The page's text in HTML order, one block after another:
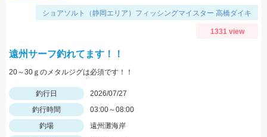
ショアソルト（静岡エリア）フィッシングマイスター 高橋ダイキ
1331 view
遠州サーフ釣れてます！！
20～30ｇのメタルジグは必須です！！
釣行日
2026/07/27
釣行時間
03:00～08:00
釣場
遠州灘海岸